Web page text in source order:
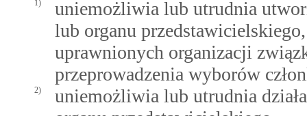
1)
uniemożliwia lub utrudnia
lub organu
uprawnionych organizacji
przeprowadzenia wyborów
2)
uniemożliwia lub utrudnia